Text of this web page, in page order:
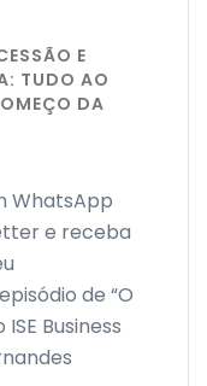
E
TUDO AO
DA
WhatsApp
e receba
de “O
Business